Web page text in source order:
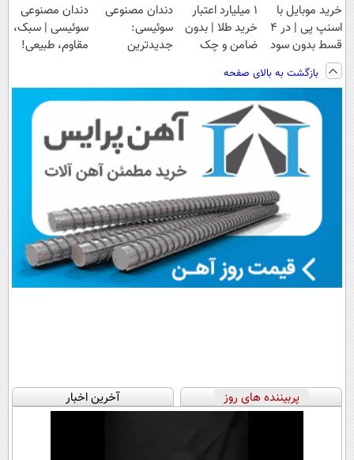
خرید موبایل با
اسنپ پی | در ۴
قسط بدون سود
و کارمزد!
۱ میلیارد اعتبار
خرید طلا | بدون
ضامن و چک
دندان مصنوعی
سوئیسی:
جدیدترین
پرداخت قسطی
دندان مصنوعی
سوئیسی | سبک،
مقاوم، طبیعی!
اقساطی😍
بازگشت به بالای صفحه
پربیننده های روز آخرین اخبار